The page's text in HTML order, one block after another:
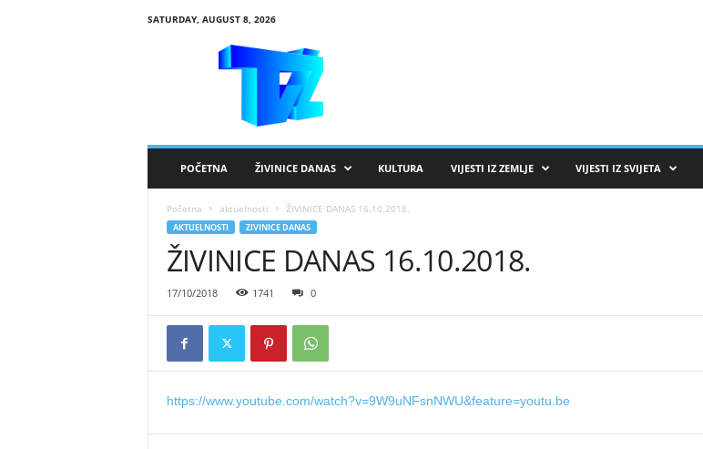
SATURDAY, AUGUST 8, 2026
POČETNA ŽIVINICE DANAS KULTURA VIJESTI IZ ZEMLJE VIJESTI IZ SVIJETA
Početna aktuelnosti ŽIVINICE DANAS 16.10.2018.
AKTUELNOSTI ZIVINICE DANAS
ŽIVINICE DANAS 16.10.2018.
17/10/2018 1741 0
https://www.youtube.com/watch?v=9W9uNFsnNWU&feature=youtu.be